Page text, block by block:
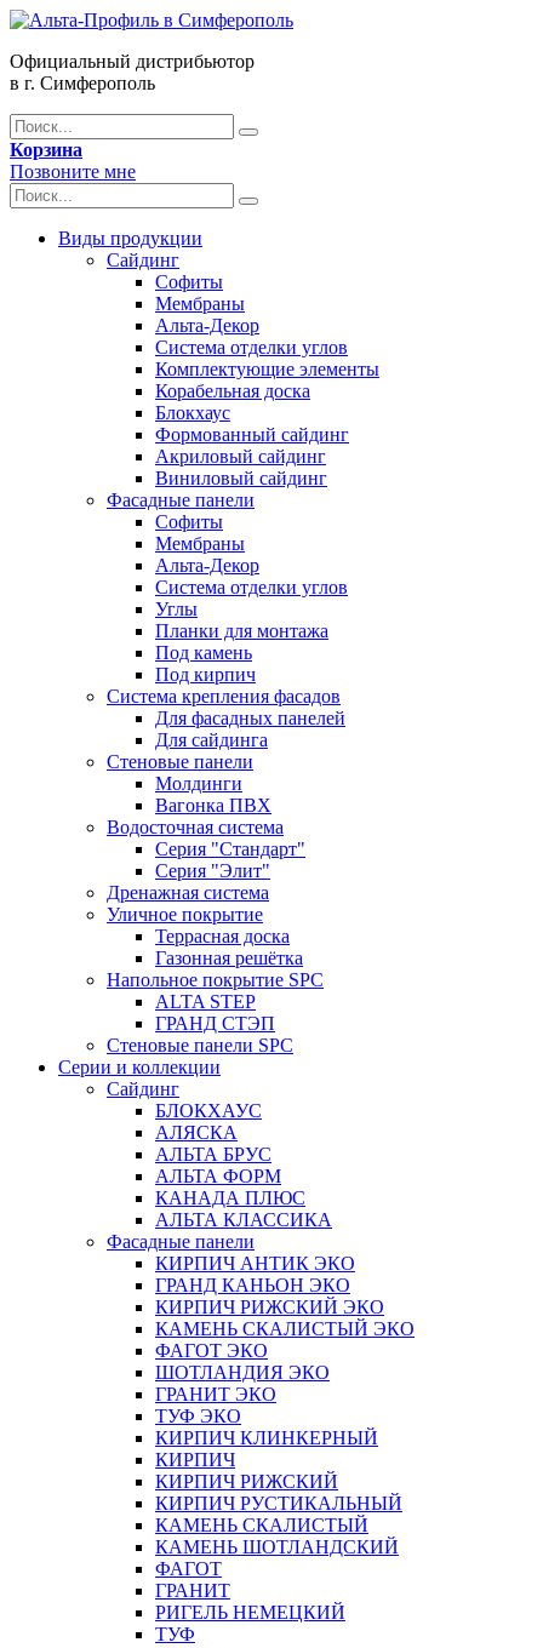
Официальный дистрибьютор
в г. Симферополь
Корзина
Позвоните мне
Виды продукции
Сайдинг
Софиты
Мембраны
Альта-Декор
Система отделки углов
Комплектующие элементы
Корабельная доска
Блокхаус
Формованный сайдинг
Акриловый сайдинг
Виниловый сайдинг
Фасадные панели
Софиты
Мембраны
Альта-Декор
Система отделки углов
Углы
Планки для монтажа
Под камень
Под кирпич
Система крепления фасадов
Для фасадных панелей
Для сайдинга
Стеновые панели
Молдинги
Вагонка ПВХ
Водосточная система
Серия "Стандарт"
Серия "Элит"
Дренажная система
Уличное покрытие
Террасная доска
Газонная решётка
Напольное покрытие SPC
ALTA STEP
ГРАНД СТЭП
Стеновые панели SPC
Серии и коллекции
Сайдинг
БЛОКХАУС
АЛЯСКА
АЛЬТА БРУС
АЛЬТА ФОРМ
КАНАДА ПЛЮС
АЛЬТА КЛАССИКА
Фасадные панели
КИРПИЧ АНТИК ЭКО
ГРАНД КАНЬОН ЭКО
КИРПИЧ РИЖСКИЙ ЭКО
КАМЕНЬ СКАЛИСТЫЙ ЭКО
ФАГОТ ЭКО
ШОТЛАНДИЯ ЭКО
ГРАНИТ ЭКО
ТУФ ЭКО
КИРПИЧ КЛИНКЕРНЫЙ
КИРПИЧ
КИРПИЧ РИЖСКИЙ
КИРПИЧ РУСТИКАЛЬНЫЙ
КАМЕНЬ СКАЛИСТЫЙ
КАМЕНЬ ШОТЛАНДСКИЙ
ФАГОТ
ГРАНИТ
РИГЕЛЬ НЕМЕЦКИЙ
ТУФ